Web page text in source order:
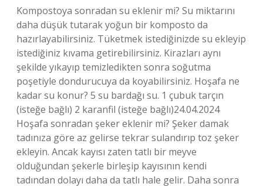
Kompostoya sonradan su eklenir mi? Su miktarını
daha düşük tutarak yoğun bir komposto da
hazırlayabilirsiniz. Tüketmek istediğinizde su ekleyip
istediğiniz kıvama getirebilirsiniz. Kirazları aynı
şekilde yıkayıp temizledikten sonra soğutma
poşetiyle dondurucuya da koyabilirsiniz. Hoşafa ne
kadar su konur? 5 su bardağı su. 1 çubuk tarçın
(isteğe bağlı) 2 karanfil (isteğe bağlı)24.04.2024
Hoşafa sonradan şeker eklenir mi? Şeker damak
tadınıza göre az gelirse tekrar sulandırıp toz şeker
ekleyin. Ancak kayısı zaten tatlı bir meyve
olduğundan şekerle birleşip kayısının kendi
tadından dolayı daha da tatlı hale gelir. Daha sonra